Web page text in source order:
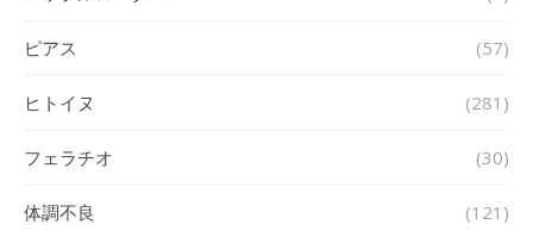
ピアス (57)
ヒトイヌ (281)
フェラチオ (30)
体調不良 (121)